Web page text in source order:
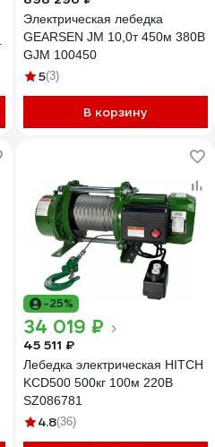
Электрическая лебедка
GEARSEN JM 10,0т 450м 380В
GJM 100450
5(3)
В корзину
-25%
34 019 ₽
45 511 ₽
Лебедка электрическая HITCH
KCD500 500кг 100м 220В
SZ086781
4.8(36)